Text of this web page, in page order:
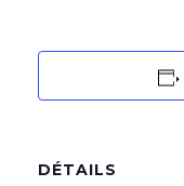
DÉTAILS